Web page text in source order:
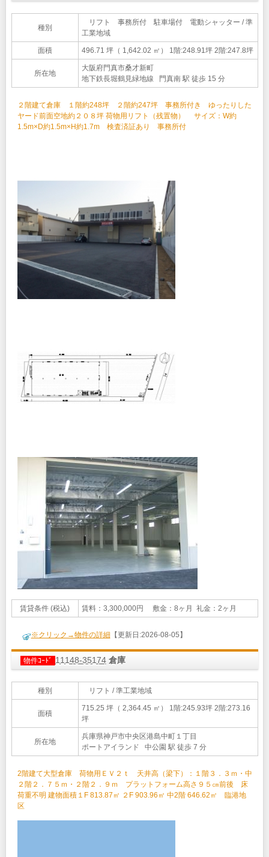
種別
リフト 事務所付 駐車場付 電動シャッター / 準
工業地域
面積 496.71 坪（ 1,642.02 ㎡） 1階:248.91坪 2階:247.8坪
所在地
大阪府門真市桑才新町
地下鉄長堀鶴見緑地線 門真南 駅 徒歩 15 分
２階建て倉庫 １階約248坪 ２階約247坪 事務所付き ゆったりした
ヤード前面空地約２０８坪 荷物用リフト（残置物） サイズ：W約
1.5m×D約1.5m×H約1.7m 検査済証あり 事務所付
賃貸条件 (税込) 賃料：3,300,000円 敷金：8ヶ月 礼金：2ヶ月
※クリック→物件の詳細 【更新日:2026-08-05】
物件ｺｰﾄﾞ 11148-35174 倉庫
種別 リフト / 準工業地域
面積
715.25 坪（ 2,364.45 ㎡）
1階:245.93坪 2階:273.16
坪
所在地
兵庫県神戸市中央区港島中町１丁目
ポートアイランド 中公園 駅 徒歩 7 分
2階建て大型倉庫 荷物用ＥＶ２ｔ 天井高（梁下）：１階３．３ｍ・中
２階２．７５ｍ・２階２．９ｍ プラットフォーム高さ９５㎝前後 床
荷重不明 建物面積１F 813.87㎡ ２F 903.96㎡ 中2階 646.62㎡ 臨港地
区